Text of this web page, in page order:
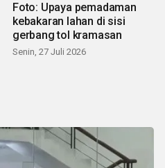
Foto: Upaya pemadaman
kebakaran lahan di sisi
gerbang tol kramasan
Senin, 27 Juli 2026